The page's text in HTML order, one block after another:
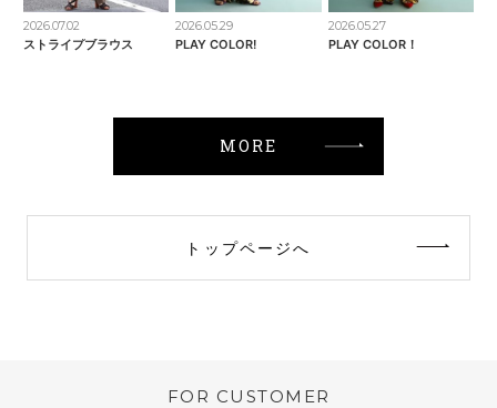
2026.07.02
ストライプブラウス
2026.05.29
PLAY COLOR!
2026.05.27
PLAY COLOR！
MORE
トップページへ
FOR CUSTOMER